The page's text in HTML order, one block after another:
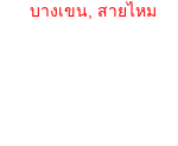
บางเขน, สายไหม